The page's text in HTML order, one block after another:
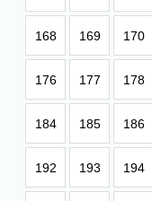
168 169 170
176 177 178
184 185 186
192 193 194